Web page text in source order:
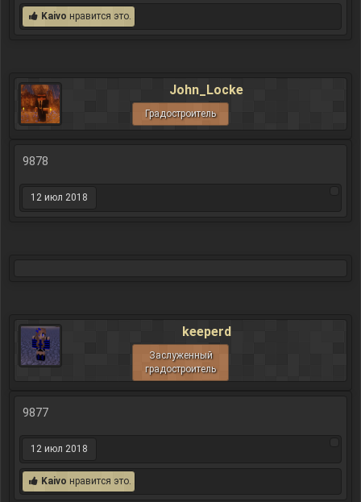
Kaivo нравится это.
John_Locke
Градостроитель
9878
12 июл 2018
keeperd
Заслуженный
градостроитель
9877
12 июл 2018
Kaivo нравится это.